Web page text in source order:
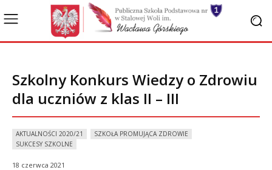
Szkolny Konkurs Wiedzy o Zdrowiu
dla uczniów z klas II – III
AKTUALNOŚCI 2020/21
SZKOŁA PROMUJĄCA ZDROWIE
SUKCESY SZKOLNE
18 czerwca 2021